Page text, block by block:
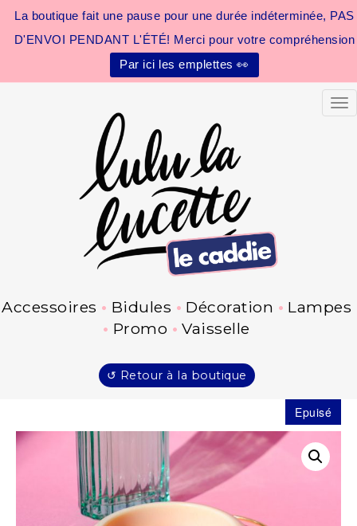
La boutique fait une pause pour une durée indéterminée, PAS
D'ENVOI PENDANT L'ÉTÉ! Merci pour votre compréhension
Par ici les emplettes 👀
Accessoires Bidules Décoration
Lampes
Promo
Vaisselle
↺ Retour à la boutique
Epuisé